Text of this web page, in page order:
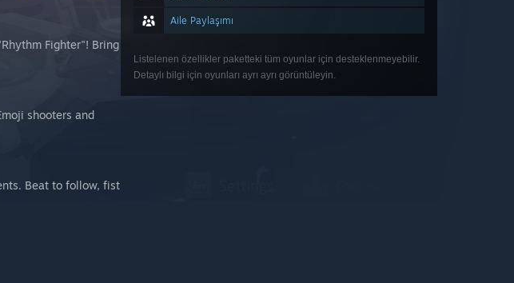
Fighter"! Bring
shooters and
Beat to follow, fist
Aile Paylaşımı
Listelenen özellikler paketteki tüm oyunlar için desteklenmeyebilir.
Detaylı bilgi için oyunları ayrı ayrı görüntüleyin.